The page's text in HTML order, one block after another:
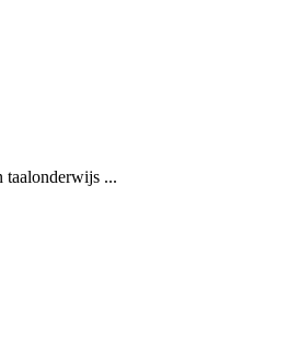
taalonderwijs ...